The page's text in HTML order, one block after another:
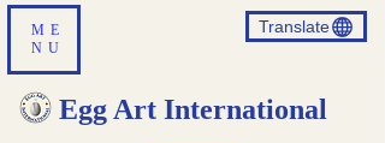
ME
NU
Translate
Egg Art International